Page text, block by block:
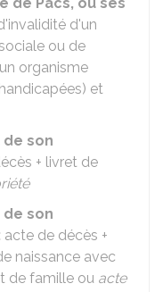
d'un
ou de
organisme
et
de son
+ livret de
de son
acte de décès +
naissance avec
de famille ou acte